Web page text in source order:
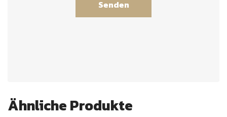
Ähnliche Produkte